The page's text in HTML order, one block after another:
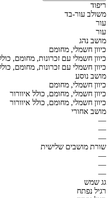
ריפוד
משולב עור-בד
עור
עור
מושב נהג
כיוון חשמלי, מחומם
כיוון חשמלי עם זכרונות, מחומם,
כיוון חשמלי עם זכרונות, מחומם,
מושב נוסע
כיוון חשמלי, מחומם
כיוון חשמלי, מחומם, כולל איוורור
כיוון חשמלי, מחומם, כולל איוורור
מושב אחורי
—
—
—
שורת מושבים שלישית
—
—
—
גג שמש
רגיל נפתח